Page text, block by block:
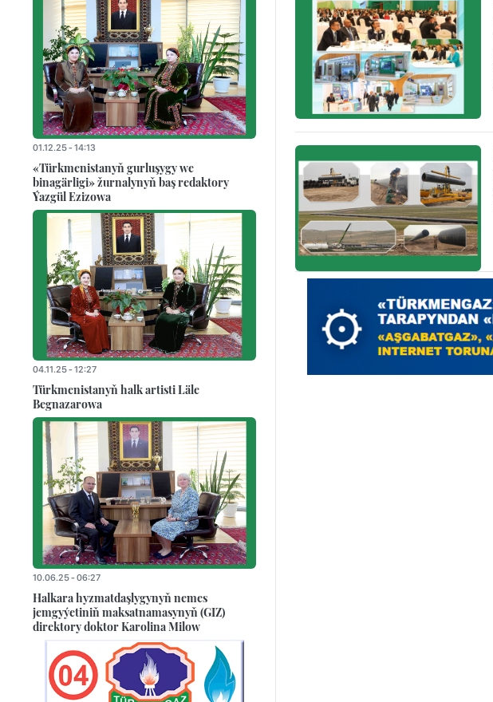
01.12.25 - 14:13
«Türkmenistanyň gurluşygy we
binagärligi» žurnalynyň baş redaktory
Ýazgül Ezizowa
04.11.25 - 12:27
Türkmenistanyň halk artisti Läle
Begnazarowa
10.06.25 - 06:27
Halkara hyzmatdaşlygynyň nemes
jemgyýetiniň maksatnamasynyň (GIZ)
direktory doktor Karolina Milow